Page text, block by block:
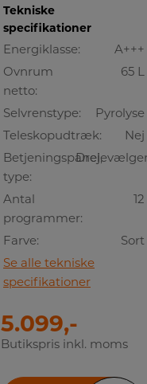
Tekniske
specifikationer
Energiklasse:
A+++
Ovnrum
netto:
65 L
Selvrenstype:
Pyrolyse
Teleskopudtræk:
Nej
Betjeningspanel,
type:
Antal
programmer:
12
Farve:
Sort
Se alle tekniske
specifikationer
5.099,-
Butikspris inkl. moms